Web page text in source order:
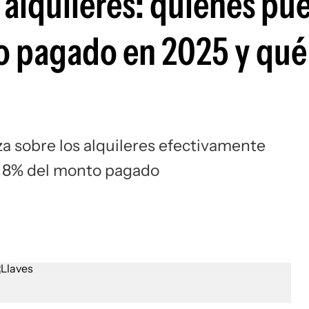
en 2025 y qué
sobre los alquileres efectivamente
del monto pagado